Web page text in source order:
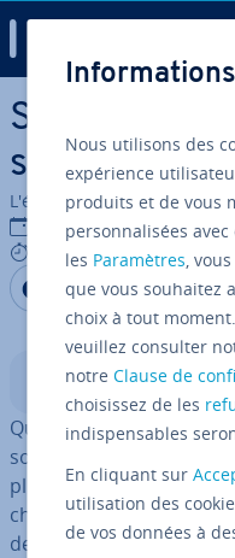
Aller au contenu principal
SEO mobile
site Web
L'équipe édi­to­riale IONOS
22/11/2016
7 mins
Partager sur
Partager
Sommaire
Quiconque fait des
souvent par le biais
plus en plus depuis un
cherches sur Google
devenues plus
Nous utilisons des
expérience
produits et de vous
personnalisées
les Paramètres,
que vous souhaitez
choix à tout
veuillez consulter
notreClause de
choisissez de les
indispensables
En cliquant sur
utilisation des
de vos données à